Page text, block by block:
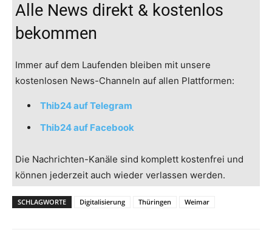
Alle News direkt & kostenlos
bekommen
Immer auf dem Laufenden bleiben mit unsere
kostenlosen News-Channeln auf allen Plattformen:
Thib24 auf Telegram
Thib24 auf Facebook
Die Nachrichten-Kanäle sind komplett kostenfrei und
können jederzeit auch wieder verlassen werden.
SCHLAGWORTE Digitalisierung Thüringen Weimar